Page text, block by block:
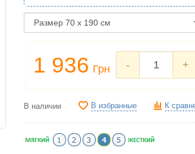
1 936 Грн - +
В наличии В избранные К